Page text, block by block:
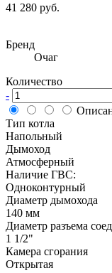
41 280 руб.
Бренд
Очаг
Количество
-
Тип котла
Напольный
Дымоход
Атмосферный
Наличие ГВС:
Одноконтурный
Диаметр дымохода
140 мм
Диаметр разъема
1 1/2"
Камера сгорания
Открытая